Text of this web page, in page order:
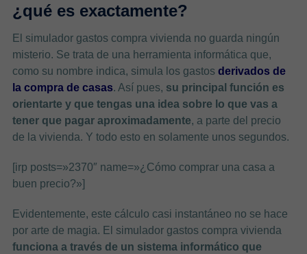
¿qué es exactamente?
El simulador gastos compra vivienda no guarda ningún
misterio. Se trata de una herramienta informática que,
como su nombre indica, simula los gastos derivados de
la compra de casas. Así pues, su principal función es
orientarte y que tengas una idea sobre lo que vas a
tener que pagar aproximadamente, a parte del precio
de la vivienda. Y todo esto en solamente unos segundos.
[irp posts=»2370″ name=»¿Cómo comprar una casa a
buen precio?»]
Evidentemente, este cálculo casi instantáneo no se hace
por arte de magia. El simulador gastos compra vivienda
funciona a través de un sistema informático que